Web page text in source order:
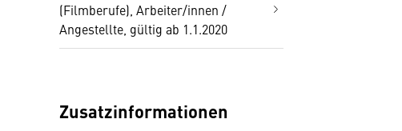
(Filmberufe), Arbeiter/innen /
Angestellte, gültig ab 1.1.2020
Zusatzinformationen